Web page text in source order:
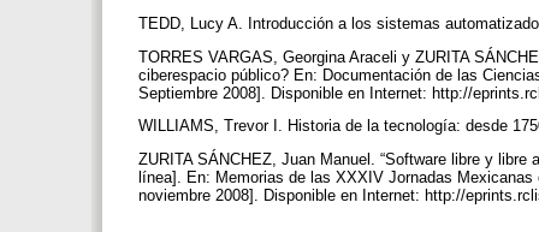
TEDD, Lucy A. Introducción a los sistemas
TORRES VARGAS, Georgina Araceli y ZURITA
ciberespacio público? En: Documentación de las
Septiembre 2008]. Disponible en Internet: http://
WILLIAMS, Trevor I. Historia de la tecnología: desde
ZURITA SÁNCHEZ, Juan Manuel. “Software libre y
línea]. En: Memorias de las XXXIV Jornadas
noviembre 2008]. Disponible en Internet: http://